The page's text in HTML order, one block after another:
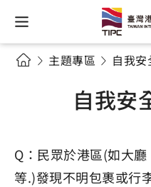
主題專區 自我
自我安
Q：民眾於港區(如大
等.)發現不明包裹或行